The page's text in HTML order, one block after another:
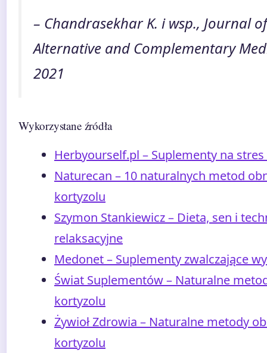
– Chandrasekhar K. i wsp., Journal of
Alternative and Complementary
2021
Wykorzystane źródła
Herbyourself.pl – Suplementy na
Naturecan – 10 naturalnych metod
kortyzolu
Szymon Stankiewicz – Dieta, sen i
relaksacyjne
Medonet – Suplementy zwalczające
Świat Suplementów – Naturalne
kortyzolu
Żywioł Zdrowia – Naturalne metody
kortyzolu